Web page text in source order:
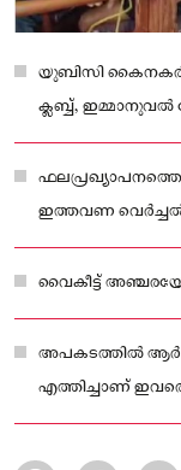
യുബിസി
ക്ലബ്ബ്, ഇമ്മാനുവൽ
ഇത്തവണ
സംവിധാനമാണ്
വൈകീട്ട്
അപകടത്തിൽ
എത്തിച്ചാണ്
വള്ളത്തിന്